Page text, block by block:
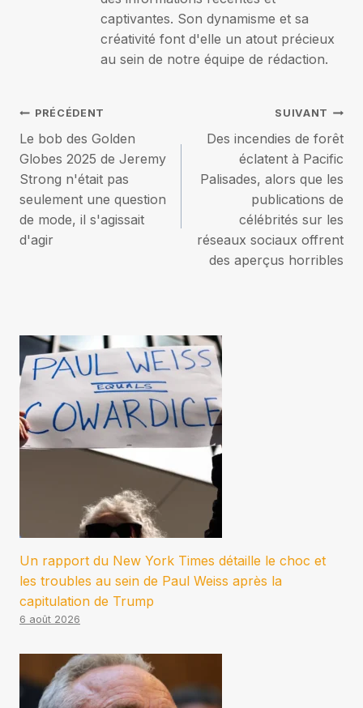
captivantes. Son dynamisme et sa
créativité font d'elle un atout précieux
au sein de notre équipe de rédaction.
Navigation
de
l’article
PRÉCÉDENT
Le bob des Golden
Globes 2025 de Jeremy
Strong n'était pas
seulement une question
de mode, il s'agissait
d'agir
SUIVANT
Des incendies de forêt
éclatent à Pacific
Palisades, alors que les
publications de
célébrités sur les
réseaux sociaux offrent
des aperçus horribles
Un rapport du New York Times détaille le choc et
les troubles au sein de Paul Weiss après la
capitulation de Trump
6 août 2026